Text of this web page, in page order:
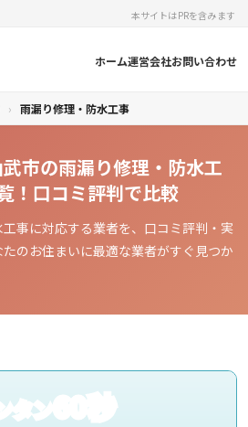
本サイトはPRを含みます
ホーム運営会社お問い合わせ
› 雨漏り修理・防水工事
武市の雨漏り修理・防水工
！口コミ評判で比較
事に対応する業者を、口コミ評判・実
のお住まいに最適な業者がすぐ見つか
タン60秒